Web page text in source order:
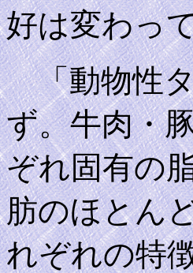
好は変わっ
「動物性タ
ず。牛肉・
ぞれ固有の
肪のほとん
れぞれの特